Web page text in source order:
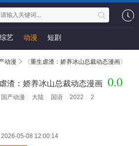
综艺 动漫 短剧
动漫 《重生虐渣：娇养冰山总裁动态漫画》
渣：娇养冰山总裁动态漫画 0.0
国产动漫 大陆 国语 2022
2
2026-05-08 12:00:14